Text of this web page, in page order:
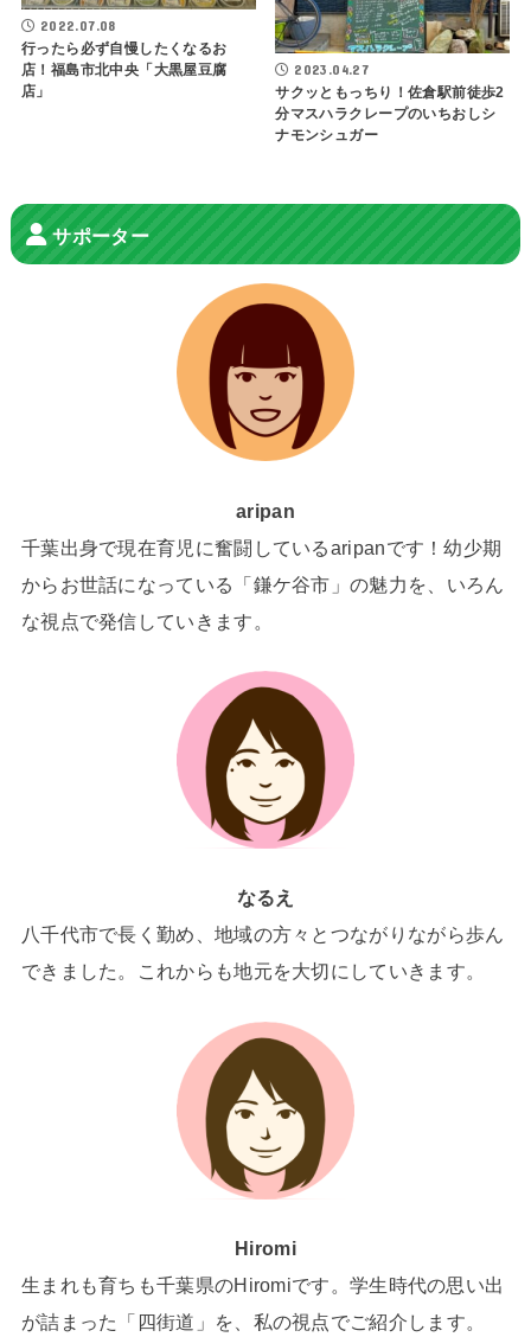
2022.07.08
行ったら必ず自慢したくなるお
店！福島市北中央「大黒屋豆腐
店」
2023.04.27
サクッともっちり！佐倉駅前徒歩2
分マスハラクレープのいちおしシ
ナモンシュガー
サポーター
aripan
千葉出身で現在育児に奮闘しているaripanです！幼少期
からお世話になっている「鎌ケ谷市」の魅力を、いろん
な視点で発信していきます。
なるえ
八千代市で長く勤め、地域の方々とつながりながら歩ん
できました。これからも地元を大切にしていきます。
Hiromi
生まれも育ちも千葉県のHiromiです。学生時代の思い出
が詰まった「四街道」を、私の視点でご紹介します。